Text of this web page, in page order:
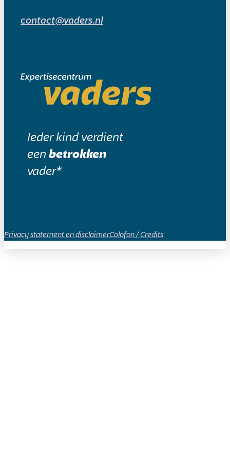
Ieder kind verdient
eenbetrokken
vader*
contact@vaders.nl
Privacy statement en disclaimerColofon / Credits